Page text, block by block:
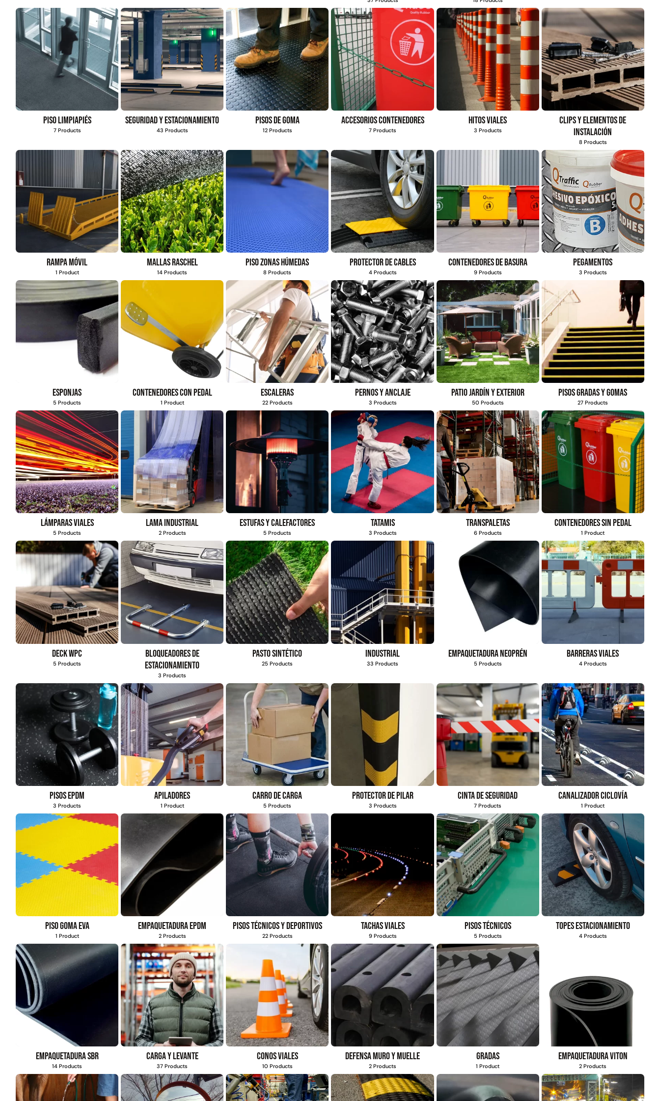
Piso limpiapiés
7 Products
Seguridad y estacionamiento
43 Products
Pisos de goma
12 Products
Accesorios contenedores
7 Products
Hitos viales
3 Products
Clips y elementos de
instalación
8 Products
Rampa móvil
1 Product
Mallas Raschel
14 Products
Piso zonas húmedas
8 Products
Protector de cables
4 Products
Contenedores de basura
9 Products
Pegamentos
3 Products
Esponjas
5 Products
Contenedores con pedal
1 Product
Escaleras
22 Products
Pernos y anclaje
3 Products
Patio jardín y exterior
50 Products
Pisos gradas y gomas
27 Products
Lámparas viales
5 Products
Lama industrial
2 Products
Estufas y calefactores
5 Products
Tatamis
3 Products
Transpaletas
6 Products
Contenedores sin pedal
1 Product
Deck WPC
5 Products
Bloqueadores de
estacionamiento
3 Products
Pasto sintético
25 Products
Industrial
33 Products
Empaquetadura Neoprén
5 Products
Barreras viales
4 Products
Pisos EPDM
3 Products
Apiladores
1 Product
Carro de carga
5 Products
Protector de pilar
3 Products
Cinta de seguridad
7 Products
Canalizador ciclovía
1 Product
Piso goma eva
1 Product
Empaquetadura EPDM
2 Products
Pisos técnicos y deportivos
22 Products
Tachas viales
9 Products
Pisos técnicos
5 Products
Topes estacionamiento
4 Products
Empaquetadura SBR
14 Products
Carga y levante
37 Products
Conos viales
10 Products
Defensa muro y muelle
2 Products
Gradas
1 Product
Empaquetadura Viton
2 Products
$1.427.544
Leer más
1.875.535
$1.167.990
Agregar al
carrito
4,57*30,48mts
$2.002.243
$1.021.490
Leer más
$1.192.666
930.490
Agregar al
carrito
$803.797
Agregar al
carrito
Explora más productos